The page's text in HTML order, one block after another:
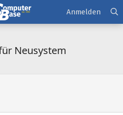
Anmelden
Neusystem